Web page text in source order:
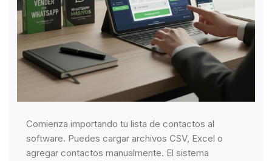
Comienza importando tu lista de contactos al
software. Puedes cargar archivos CSV, Excel o
agregar contactos manualmente. El sistema